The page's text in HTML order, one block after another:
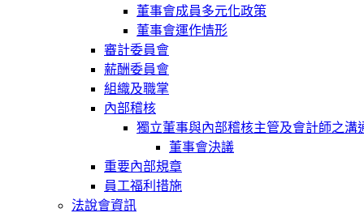
董事會成員多元化政策
董事會運作情形
審計委員會
薪酬委員會
組織及職掌
內部稽核
獨立董事與內部稽核主管及會計師之溝
董事會決議
重要內部規章
員工福利措施
法說會資訊